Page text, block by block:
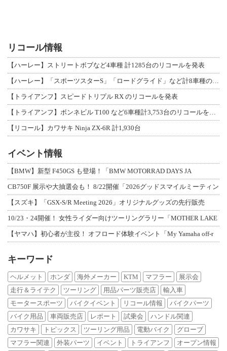
リコール情報
【ハーレー】ストリートボブなど4車種 計1285台のリコールを発表
【トライアンフ】スピードトリプル RX のリコールを発表
【リコール】カワサキ Ninja ZX-6R 計1,930台
イベント情報
【BMW】新型 F450GS も登場！「BMW MOTORRAD DAYS JA
CB750F 展示や大抽選会も！ 8/22開催「2026グッドスマイルミーティン
【スズキ】「GSX-S/R Meeting 2026」オリジナルグッズの先行販売
10/23・24開催！ 女性ライダー向けツーリングラリー「MOTHER LAKE
【ヤマハ】初心者が主役！ オフロード体験イベント「My Yamaha off-r
キーワード
ヘルメット ホンダ 海外メーカー KTM マフラー
展示会
走行＆ライテク
ツーリング 用品パーツ販売店
輸入車
モータースポーツ
バイクイベント リコール情報
バイクパーツ
バイク用品
車両販売店 レポート 試乗会
ハンドル関連
カワサキ
トピックス ツーリング用品 電動バイク
グローブ
マフラー関連
外装パーツ イベント トライアンフ オープン情報